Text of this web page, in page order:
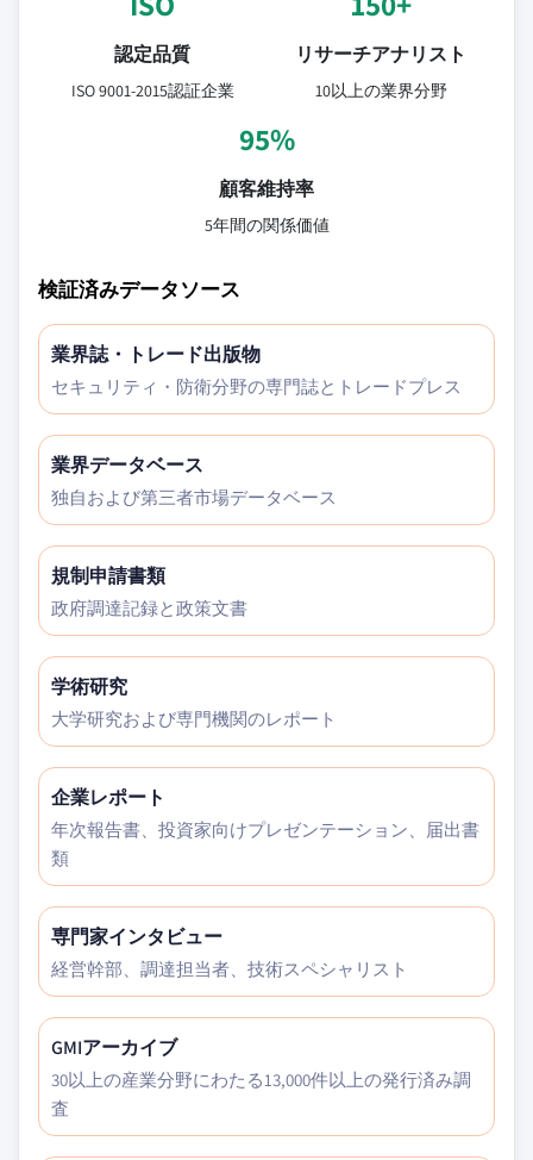
認定品質
ISO 9001-2015認証企業
リサーチアナリスト
10以上の業界分野
95%
顧客維持率
5年間の関係価値
検証済みデータソース
業界誌・トレード出版物
セキュリティ・防衛分野の専門誌とトレードプレス
業界データベース
独自および第三者市場データベース
規制申請書類
政府調達記録と政策文書
学術研究
大学研究および専門機関のレポート
企業レポート
年次報告書、投資家向けプレゼンテーション、届出書
類
専門家インタビュー
経営幹部、調達担当者、技術スペシャリスト
GMIアーカイブ
30以上の産業分野にわたる13,000件以上の発行済み調
査